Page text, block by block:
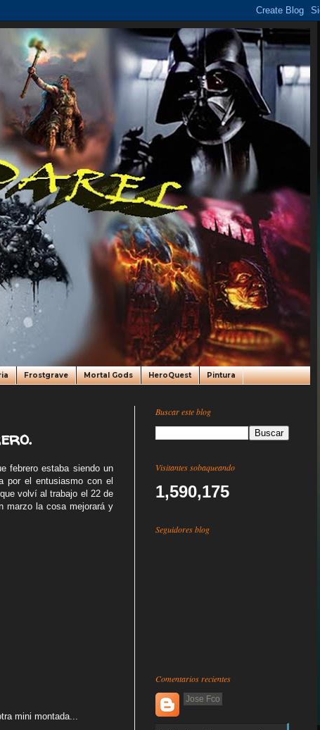
Frostgrave Mortal Gods HeroQuest Pintura
febrero estaba siendo un
por el entusiasmo con el
volví al trabajo el 22 de
marzo la cosa mejorará y
mini montada...
Buscar este blog
Visitantes sobaqueando
1,590,175
Seguidores blog
Comentarios recientes
Jose Fco